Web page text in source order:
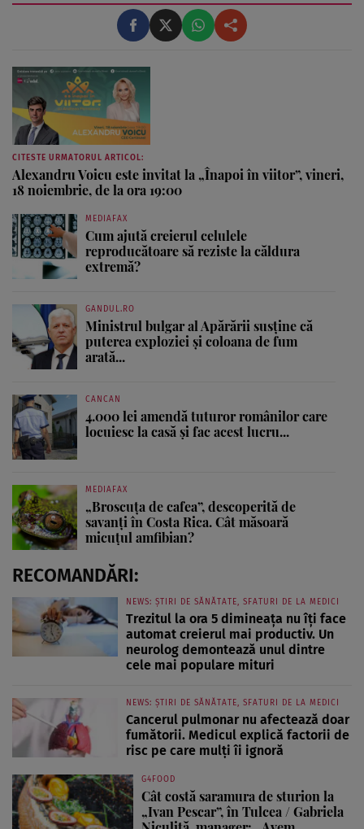
și sănătatea emoțională. Colaborări: Viața ...
CITESTE URMATORUL ARTICOL:
Alexandru Voicu este invitat la „Înapoi în viitor”, vineri,
18 noiembrie, de la ora 19:00
MEDIAFAX
Cum ajută creierul celulele
reproducătoare să reziste la căldura
extremă?
GANDUL.RO
Ministrul bulgar al Apărării susține că
puterea exploziei și coloana de fum
arată...
CANCAN
4.000 lei amendă tuturor românilor care
locuiesc la casă și fac acest lucru...
MEDIAFAX
„Broscuța de cafea”, descoperită de
savanți în Costa Rica. Cât măsoară
micuțul amfibian?
RECOMANDĂRI:
NEWS: ȘTIRI DE SĂNĂTATE, SFATURI DE LA MEDICI
Trezitul la ora 5 dimineața nu îți face
automat creierul mai productiv. Un
neurolog demontează unul dintre
cele mai populare mituri
NEWS: ȘTIRI DE SĂNĂTATE, SFATURI DE LA MEDICI
Cancerul pulmonar nu afectează doar
fumătorii. Medicul explică factorii de
risc pe care mulți îi ignoră
G4FOOD
Cât costă saramura de sturion la
„Ivan Pescar”, în Tulcea / Gabriela